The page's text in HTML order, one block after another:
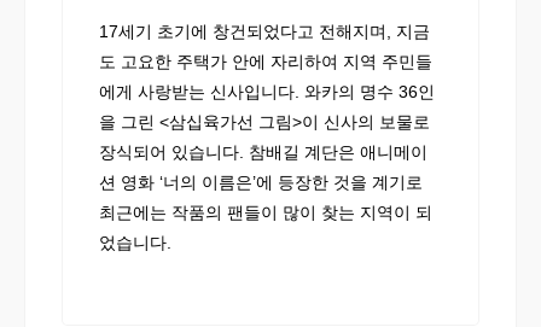
17세기 초기에 창건되었다고 전해지며, 지금
도 고요한 주택가 안에 자리하여 지역 주민들
에게 사랑받는 신사입니다. 와카의 명수 36인
을 그린 <삼십육가선 그림>이 신사의 보물로
장식되어 있습니다. 참배길 계단은 애니메이
션 영화 ‘너의 이름은’에 등장한 것을 계기로
최근에는 작품의 팬들이 많이 찾는 지역이 되
었습니다.